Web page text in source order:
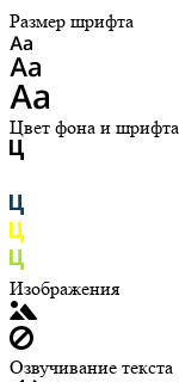
Размер шрифта
Цвет фона и шрифта
Изображения
Озвучивание текста